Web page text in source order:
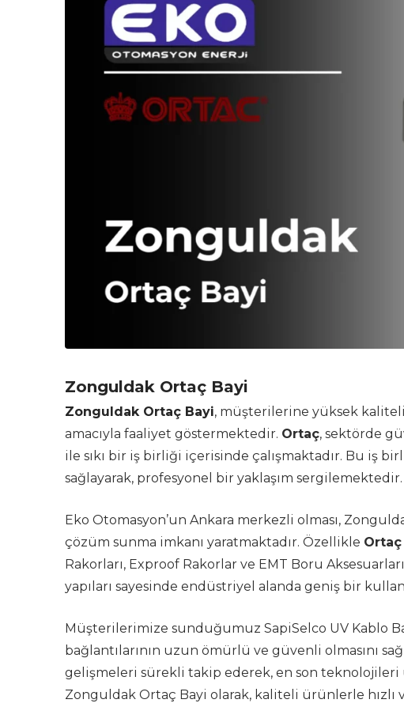
Zonguldak Ortaç Bayi
Zonguldak Ortaç Bayi, müşterilerine yüksek kaliteli
amacıyla faaliyet göstermektedir. Ortaç, sektörde
ile sıkı bir iş birliği içerisinde çalışmaktadır. Bu iş
sağlayarak, profesyonel bir yaklaşım sergilemektedir.
Eko Otomasyon’un Ankara merkezli olması,
çözüm sunma imkanı yaratmaktadır. Özellikle Ortaç
Rakorları, Exproof Rakorlar ve EMT Boru
yapıları sayesinde endüstriyel alanda geniş bir
Müşterilerimize sunduğumuz SapiSelco UV Kablo
bağlantılarının uzun ömürlü ve güvenli olmasını
gelişmeleri sürekli takip ederek, en son
Zonguldak Ortaç Bayi olarak, kaliteli ürünlerle